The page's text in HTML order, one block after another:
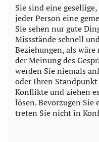
Sie sind eine
jeder Person eine
Sie sehen nur gute
Missstände schnell
Beziehungen, als
der Meinung des
werden Sie niemals
oder Ihren
Konflikte und ziehen
lösen. Bevorzugen
treten Sie nicht in